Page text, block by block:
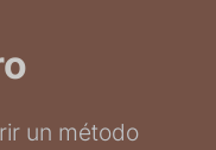
un método